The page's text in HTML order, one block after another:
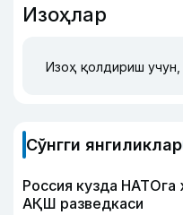
Изоҳлар
Изоҳ қолдириш учун,
Сўнгги янгиликлар
Россия кузда
АҚШ разведкаси